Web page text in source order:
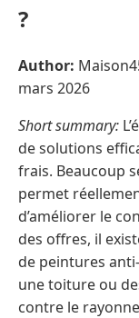
?
Author:
mars 2026
Short summary:
de solutions
frais. Beaucoup
permet
d’améliorer le
des offres, il
de peintures
une toiture ou
contre le